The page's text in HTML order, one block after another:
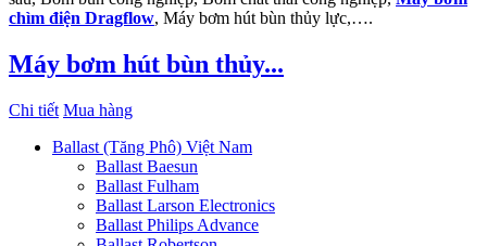
chìm điện Dragflow, Máy bơm hút bùn thủy lực,….
Máy bơm hút bùn thủy...
Chi tiết Mua hàng
Ballast (Tăng Phô) Việt Nam
Ballast Baesun
Ballast Fulham
Ballast Larson Electronics
Ballast Philips Advance